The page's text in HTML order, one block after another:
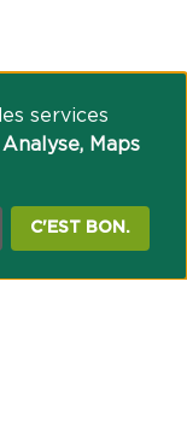
services
Maps
C'EST BON.